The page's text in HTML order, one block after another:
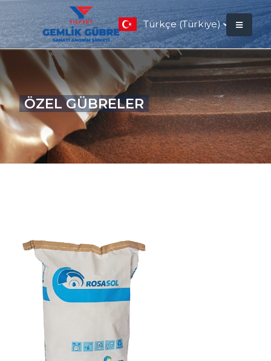
Türkçe (Türkiye)
ÖZEL GÜBRELER